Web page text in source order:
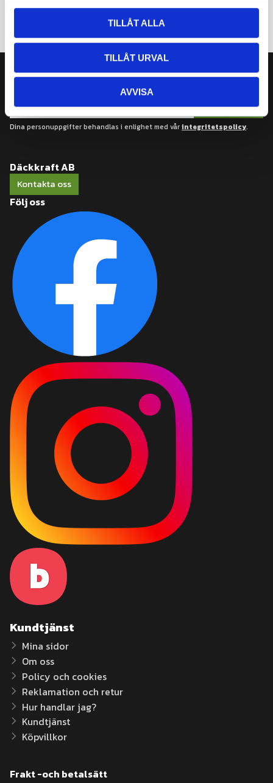
TILLÅT ALLA
TILLÅT URVAL
AVVISA
Nyhetsbrev
Prenumerera
Dina personuppgifter behandlas i enlighet med vårintegritetspolicy.
Däckkraft AB
Kontakta oss
Följ oss
Kundtjänst
Mina sidor
Om oss
Policy och cookies
Reklamation och retur
Hur handlar jag?
Kundtjänst
Köpvillkor
Frakt -och betalsätt